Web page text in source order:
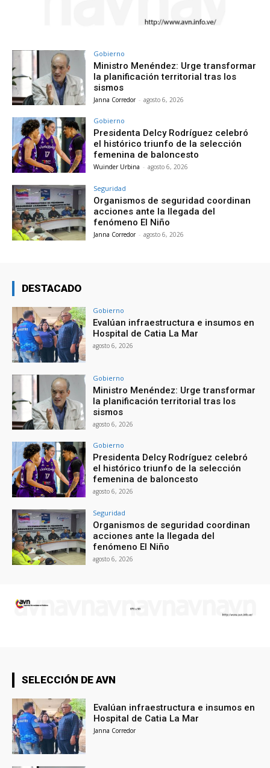
Gobierno
Ministro Menéndez: Urge transformar
la planificación territorial tras los
sismos
Janna Corredor - agosto 6, 2026
Gobierno
Presidenta Delcy Rodríguez celebró
el histórico triunfo de la selección
femenina de baloncesto
Wuinder Urbina - agosto 6, 2026
Seguridad
Organismos de seguridad coordinan
acciones ante la llegada del
fenómeno El Niño
Janna Corredor - agosto 6, 2026
DESTACADO
Gobierno
Evalúan infraestructura e insumos en
Hospital de Catia La Mar
agosto 6, 2026
Gobierno
Ministro Menéndez: Urge transformar
la planificación territorial tras los
sismos
agosto 6, 2026
Gobierno
Presidenta Delcy Rodríguez celebró
el histórico triunfo de la selección
femenina de baloncesto
agosto 6, 2026
Seguridad
Organismos de seguridad coordinan
acciones ante la llegada del
fenómeno El Niño
agosto 6, 2026
SELECCIÓN DE AVN
Evalúan infraestructura e insumos en
Hospital de Catia La Mar
Janna Corredor